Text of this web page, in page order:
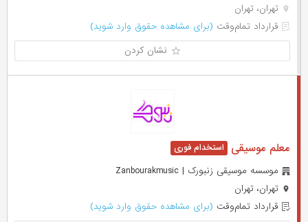
تهران، تهران
قرارداد تمام‌وقت (برای مشاهده حقوق وارد شوید)
نشان کردن
معلم موسیقی
موسسه موسیقی زنبورک | Zanbourakmusic
تهران، تهران
قرارداد تمام‌وقت (برای مشاهده حقوق وارد شوید)